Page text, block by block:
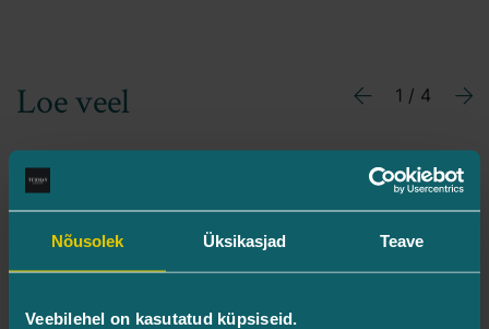
Nõusolek Üksikasjad Teave
Veebilehel on kasutatud küpsiseid.
Loe veel Previous
1 / 4